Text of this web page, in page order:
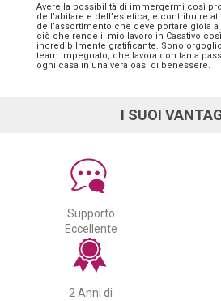
Avere la possibilità di immergermi così
dell’abitare e dell’estetica, e contribuire
dell’assortimento che deve portare gioia
ciò che rende il mio lavoro in Casativo
incredibilmente gratificante. Sono
team impegnato, che lavora con tanta
ogni casa in una vera oasi di benessere.
I SUOI
Supporto
Eccellente
2 Anni di